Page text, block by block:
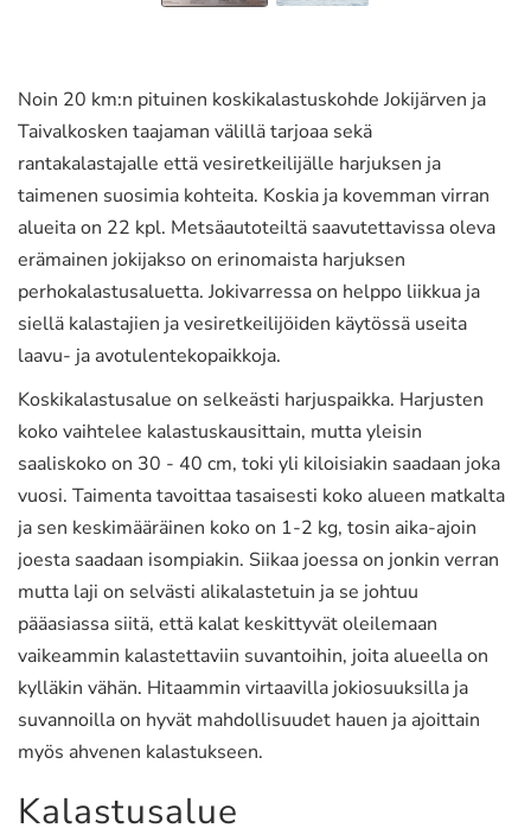
Noin 20 km:n pituinen koskikalastuskohde Jokijärven ja
Taivalkosken taajaman välillä tarjoaa sekä
rantakalastajalle että vesiretkeilijälle harjuksen ja
taimenen suosimia kohteita. Koskia ja kovemman virran
alueita on 22 kpl. Metsäautoteiltä saavutettavissa oleva
erämainen jokijakso on erinomaista harjuksen
perhokalastusaluetta. Jokivarressa on helppo liikkua ja
siellä kalastajien ja vesiretkeilijöiden käytössä useita
laavu- ja avotulentekopaikkoja.
Koskikalastusalue on selkeästi harjuspaikka. Harjusten
koko vaihtelee kalastuskausittain, mutta yleisin
saaliskoko on 30 - 40 cm, toki yli kiloisiakin saadaan joka
vuosi. Taimenta tavoittaa tasaisesti koko alueen matkalta
ja sen keskimääräinen koko on 1-2 kg, tosin aika-ajoin
joesta saadaan isompiakin. Siikaa joessa on jonkin verran
mutta laji on selvästi alikalastetuin ja se johtuu
pääasiassa siitä, että kalat keskittyvät oleilemaan
vaikeammin kalastettaviin suvantoihin, joita alueella on
kylläkin vähän. Hitaammin virtaavilla jokiosuuksilla ja
suvannoilla on hyvät mahdollisuudet hauen ja ajoittain
myös ahvenen kalastukseen.
Kalastusalue